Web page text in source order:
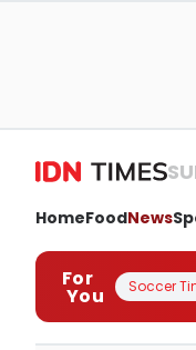
HomeFoodNews
For
You Soccer